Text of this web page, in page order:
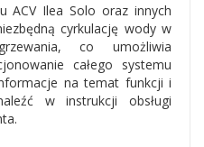
ACV Ilea Solo oraz innych
cyrkulację wody w
co umożliwia
całego systemu
na temat funkcji i
w instrukcji obsługi